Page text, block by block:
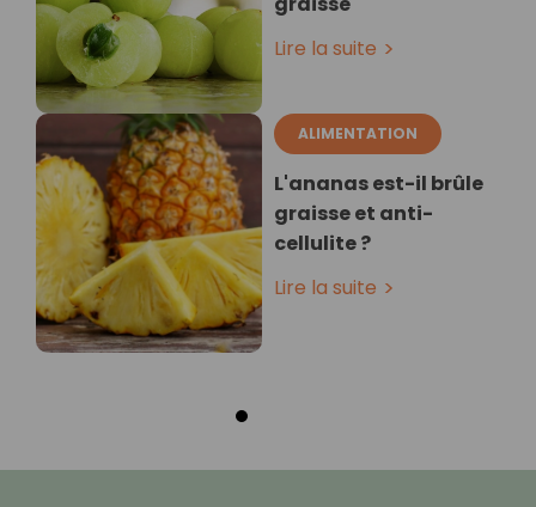
Lire la suite
ALIMENTATION
L'ananas est-il brûle
graisse et anti-
cellulite ?
Lire la suite